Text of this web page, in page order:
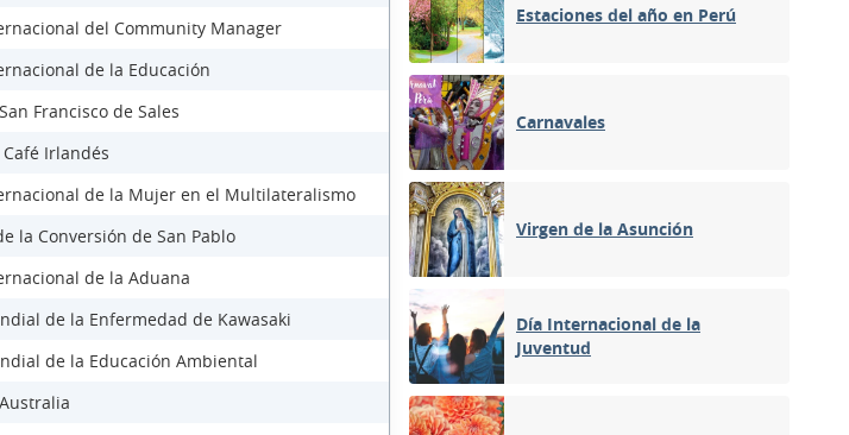
del Community Manager
de la Educación
Francisco de Sales
Irlandés
de la Mujer en el Multilateralismo
la Conversión de San Pablo
de la Aduana
de la Enfermedad de Kawasaki
de la Educación Ambiental
Estaciones del año en Perú
Carnavales
Virgen de la Asunción
Día Internacional de la
Juventud